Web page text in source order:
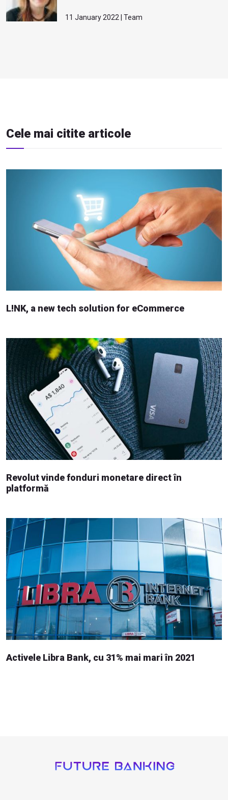
11 January 2022 | Team
Cele mai citite articole
L!NK, a new tech solution for eCommerce
Revolut vinde fonduri monetare direct în
platformă
Activele Libra Bank, cu 31% mai mari în 2021